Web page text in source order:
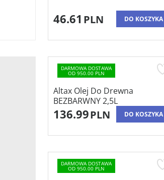
46.61 PLN DO KOSZYKA
DARMOWA DOSTAWA
OD 950.00 PLN
Altax Olej Do Drewna
BEZBARWNY 2,5L
136.99PLN DO KOSZYKA
DARMOWA DOSTAWA
OD 950.00 PLN